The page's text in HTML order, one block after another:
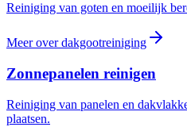
Reiniging van goten en moeilijk
Meer overdakgootreiniging
Zonnepanelen reinigen
Reiniging van panelen en
plaatsen.